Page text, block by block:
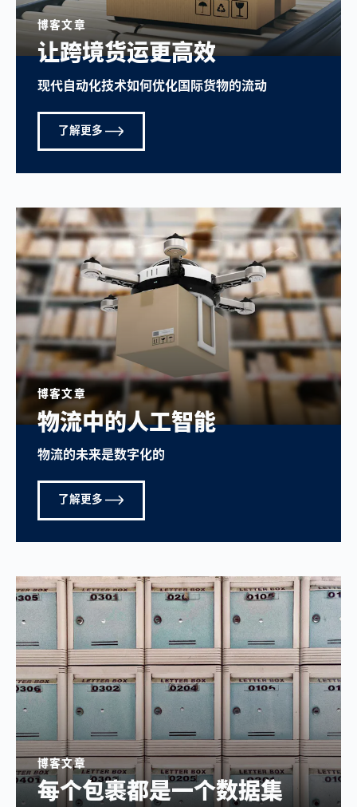
博客文章
让跨境货运更高效
现代自动化技术如何优化国际货物的流动
了解更多
博客文章
物流中的人工智能
物流的未来是数字化的
了解更多
博客文章
每个包裹都是一个数据集